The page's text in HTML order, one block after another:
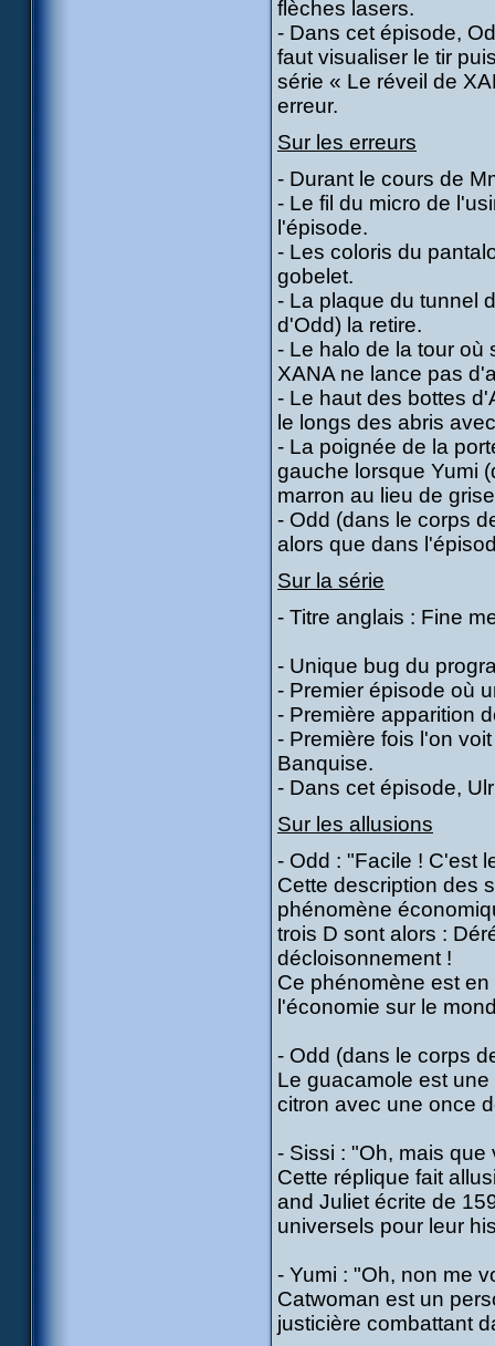
flèches lasers.
- Dans cet épisode,
faut visualiser le tir
série « Le réveil de
erreur.
Sur les erreurs
- Durant le cours de
- Le fil du micro de
l'épisode.
- Les coloris du
gobelet.
- La plaque du tunnel
d'Odd) la retire.
- Le halo de la tour où
XANA ne lance pas
- Le haut des bottes
le longs des abris
- La poignée de la
gauche lorsque Yumi
marron au lieu de
- Odd (dans le corps
alors que dans
Sur la série
- Titre anglais : Fine
- Unique bug du
- Premier épisode où
- Première apparition
- Première fois l'on
Banquise.
- Dans cet épisode,
Sur les allusions
- Odd : "Facile ! C'est
Cette description des
phénomène
trois D sont alors :
décloisonnement !
Ce phénomène est
l'économie sur le
- Odd (dans le corps
Le guacamole est
citron avec une once
- Sissi : "Oh, mais
Cette réplique fait
and Juliet écrite de
universels pour leur
- Yumi : "Oh, non me
Catwoman est un
justicière combattant